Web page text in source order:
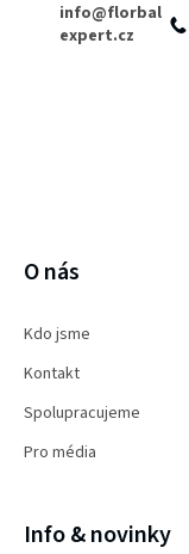
info@florbal
expert.cz
O nás
Kdo jsme
Kontakt
Spolupracujeme
Pro média
Info & novinky